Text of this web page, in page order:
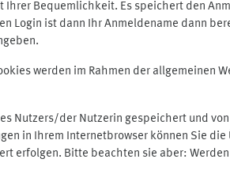
Ihrer Bequemlichkeit. Es speichert den
Login ist dann Ihr Anmeldename dann
werden im Rahmen der allgemeinen
Nutzers/der Nutzerin gespeichert und
in Ihrem Internetbrowser können Sie
erfolgen. Bitte beachten sie aber: